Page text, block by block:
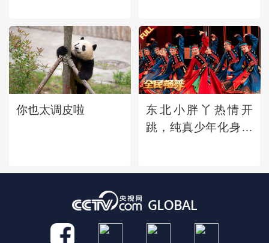
名竟会那么美
你也太调皮啦
东北小胖丫热情开
跳，纯真少年化身小